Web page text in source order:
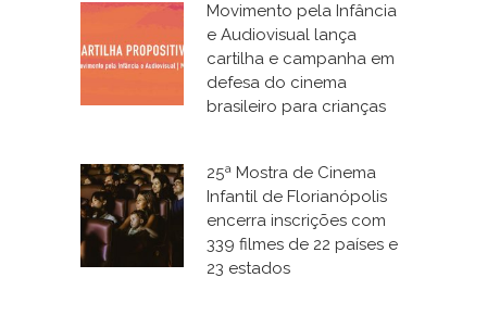
Movimento pela Infância
e Audiovisual lança
cartilha e campanha em
defesa do cinema
brasileiro para crianças
25ª Mostra de Cinema
Infantil de Florianópolis
encerra inscrições com
339 filmes de 22 países e
23 estados